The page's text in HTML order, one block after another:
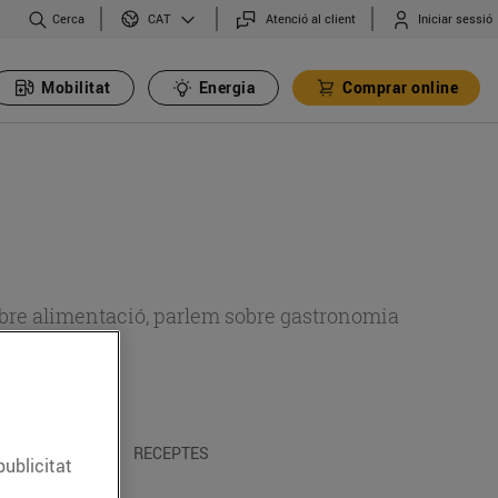
Cerca CAT Atenció al client Iniciar sessió
Mobilitat Energia Comprar online
alimentació, parlem sobre gastronomia
I TRADICIONS RECEPTES